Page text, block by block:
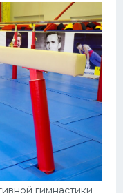
гимнастики